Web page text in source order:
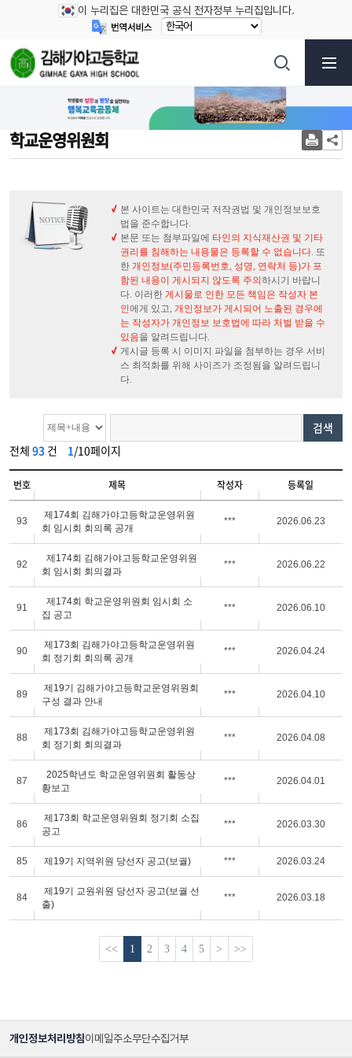
이 누리집은 대한민국 공식 전자정부 누리집입니다.
학교운영위원회
본 사이트는 대한민국 저작권법 및 개인정보보호
법을 준수합니다.
본문 또는 첨부파일에 타인의 지식재산권 및 기타
권리를 침해하는 내용물은 등록할 수 없습니다. 또
한 개인정보(주민등록번호, 성명, 연락처 등)가 포
함된 내용이 게시되지 않도록 주의하시기 바랍니
다. 이러한 게시물로 인한 모든 책임은 작성자 본
인에게 있고, 개인정보가 게시되어 노출된 경우에
는 작성자가 개인정보 보호법에 따라 처벌 받을 수
있음을 알려드립니다.
게시글 등록 시 이미지 파일을 첨부하는 경우 서비
스 최적화를 위해 사이즈가 조정됨을 알려드립니
다.
전체 93 건 1 /10페이지
검색
번호 제목 작성자 등록일
93
제174회 김해가야고등학교운영위원
회 임시회 회의록 공개
*** 2026.06.23
92
제174회 김해가야고등학교운영위원
회 임시회 회의결과
*** 2026.06.22
91
제174회 학교운영위원회 임시회 소
집 공고
*** 2026.06.10
90
제173회 김해가야고등학교운영위원
회 정기회 회의록 공개
*** 2026.04.24
89
제19기 김해가야고등학교운영위원회
구성 결과 안내
*** 2026.04.10
88
제173회 김해가야고등학교운영위원
회 정기회 회의결과
*** 2026.04.08
87
2025학년도 학교운영위원회 활동상
황보고
*** 2026.04.01
86
제173회 학교운영위원회 정기회 소집
공고
*** 2026.03.30
85 제19기 지역위원 당선자 공고(보궐) *** 2026.03.24
84
제19기 교원위원 당선자 공고(보궐 선
출)
*** 2026.03.18
<< 1 2 3 4 5 > >>
개인정보처리방침이메일주소무단수집거부